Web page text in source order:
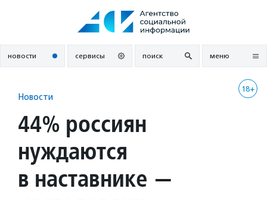
новости сервисы поиск меню
18+
Новости
44% россиян
нуждаются
в наставнике —